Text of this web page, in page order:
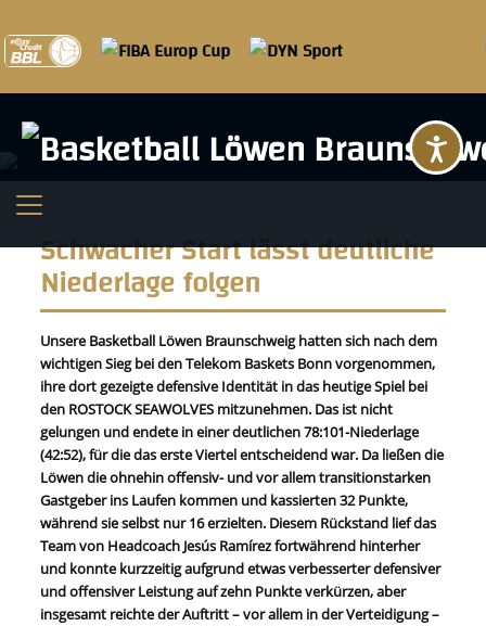
Schwacher Start lässt deutliche
Niederlage folgen
Unsere Basketball Löwen Braunschweig hatten sich nach dem
wichtigen Sieg bei den Telekom Baskets Bonn vorgenommen,
ihre dort gezeigte defensive Identität in das heutige Spiel bei
den ROSTOCK SEAWOLVES mitzunehmen. Das ist nicht
gelungen und endete in einer deutlichen 78:101-Niederlage
(42:52), für die das erste Viertel entscheidend war. Da ließen die
Löwen die ohnehin offensiv- und vor allem transitionstarken
Gastgeber ins Laufen kommen und kassierten 32 Punkte,
während sie selbst nur 16 erzielten. Diesem Rückstand lief das
Team von Headcoach Jesús Ramírez fortwährend hinterher
und konnte kurzzeitig aufgrund etwas verbesserter defensiver
und offensiver Leistung auf zehn Punkte verkürzen, aber
insgesamt reichte der Auftritt – vor allem in der Verteidigung –